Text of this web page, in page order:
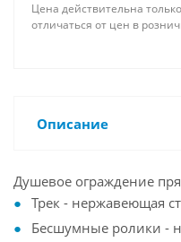
Цена действительна
отличаться от цен в
Описание
Душевое ограждение
Трек - нержавеющая
Бесшумные ролики -